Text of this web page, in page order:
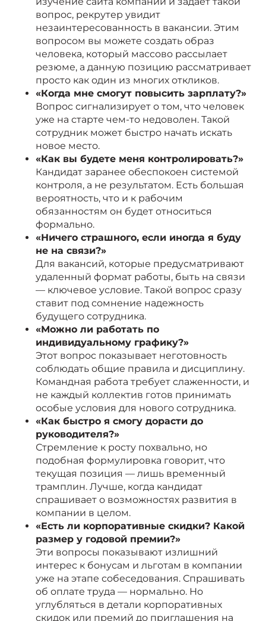
вопрос, рекрутер увидит
незаинтересованность в вакансии. Этим
вопросом вы можете создать образ
человека, который массово рассылает
резюме, а данную позицию рассматривает
просто как один из многих откликов.
«Когда мне смогут повысить зарплату?»
Вопрос сигнализирует о том, что человек
уже на старте чем-то недоволен. Такой
сотрудник может быстро начать искать
новое место.
«Как вы будете меня контролировать?»
Кандидат заранее обеспокоен системой
контроля, а не результатом. Есть большая
вероятность, что и к рабочим
обязанностям он будет относиться
формально.
«Ничего страшного, если иногда я буду
не на связи?»
Для вакансий, которые предусматривают
удаленный формат работы, быть на связи
— ключевое условие. Такой вопрос сразу
ставит под сомнение надежность
будущего сотрудника.
«Можно ли работать по
индивидуальному графику?»
Этот вопрос показывает неготовность
соблюдать общие правила и дисциплину.
Командная работа требует слаженности, и
не каждый коллектив готов принимать
особые условия для нового сотрудника.
«Как быстро я смогу дорасти до
руководителя?»
Стремление к росту похвально, но
подобная формулировка говорит, что
текущая позиция — лишь временный
трамплин. Лучше, когда кандидат
спрашивает о возможностях развития в
компании в целом.
«Есть ли корпоративные скидки? Какой
размер у годовой премии?»
Эти вопросы показывают излишний
интерес к бонусам и льготам в компании
уже на этапе собеседования. Спрашивать
об оплате труда — нормально. Но
углубляться в детали корпоративных
скидок или премий до приглашения на